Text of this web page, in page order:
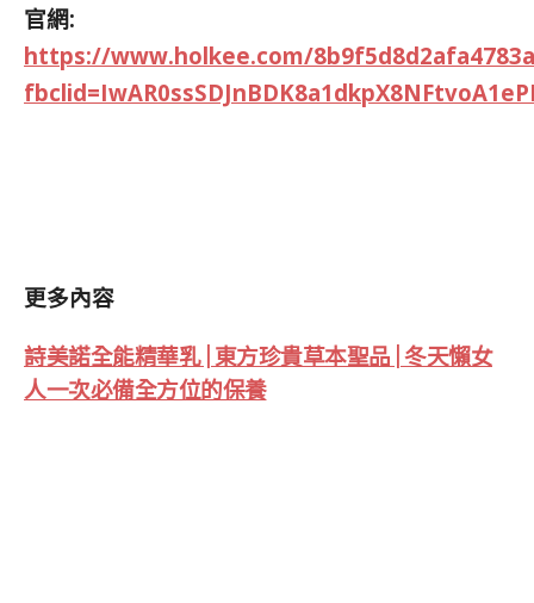
官網:
https://www.holkee.com/
更多內容
詩美諾全能精華乳 | 東方珍貴草本聖品 | 冬天懶女
人一次必備全方位的保養